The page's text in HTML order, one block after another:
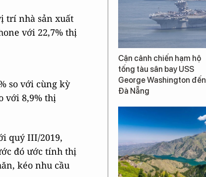
trí nhà sản xuất
với 22,7% thị
so với cùng kỳ
với 8,9% thị
quý III/2019,
đó ước tính thị
kéo nhu cầu
Cận cảnh chiến hạm hộ
tống tàu sân bay USS
George Washington đến
Đà Nẵng